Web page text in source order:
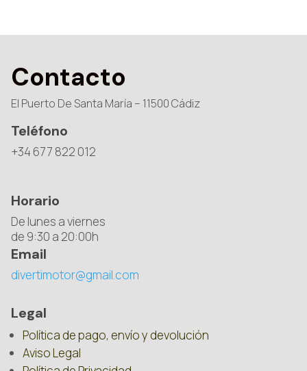
Contacto
El Puerto De Santa María – 11500 Cádiz
Teléfono
+34 677 822 012
Horario
De lunes a viernes
de 9:30 a 20:00h
Email
divertimotor@gmail.com
Legal
Política de pago, envío y devolución
Aviso Legal